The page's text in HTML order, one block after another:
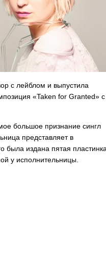
с лейблом и выпустила
«Taken for Granted» с
большое признание сингл
представляет в
была издана пятая
у исполнительницы.